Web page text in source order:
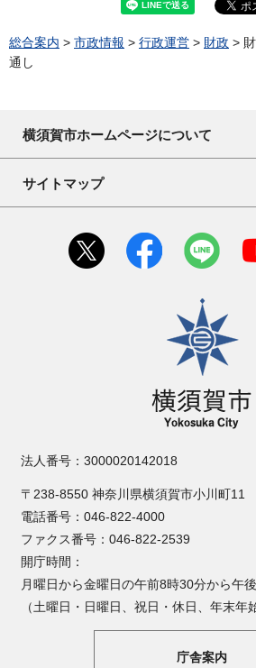
総合案内 > 市政情報 > 行政運営 > 財政 >
通し
横須賀市ホームページについて
サイトマップ
横須賀市
法人番号：3000020142018
〒238-8550 神奈川県横須賀市小川町11
電話番号：046-822-4000
ファクス番号：046-822-2539
開庁時間：
月曜日から金曜日の午前8時30分から午
（土曜日・日曜日、祝日・休日、年末年
庁舎案内